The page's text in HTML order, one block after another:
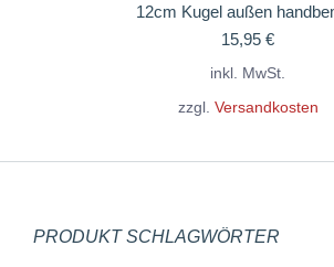
12cm Kugel außen
15,95 €
inkl. MwSt.
zzgl. Versandkosten
PRODUKT SCHLAGWÖRTER